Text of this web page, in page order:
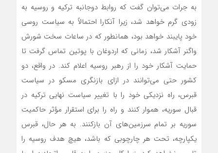
به جرات‌‌‌ می‌توان گفت که روابط دوجانبه ترکیه و روسیه به
زودی گرم خواهد شد، زیرا آنکارا احتمالاً به سیاست روسی
خود پایبند خواهد بود، همانطور که در ساعات سخت شورش
واگنر آشکار شد، زمانی که اردوغان با پوتین تماس گرفت تا
حمایت آشکار خود را از رهبر روسیه اعلام کند. در واقع، دو
کشور حتی‌‌‌ می‌توانند در ازای بازنگری مسکو در سیاست
قبرس، راه نزدیکی خود را با تغییر سیاست نهایی ترکیه در
قبال سوریه، هموار کنند و راه را برای استقرار مؤثر حاکمیت
سوریه بر تمام سرزمین‌‌‌‌های آن بازکنند. به هر حال، قبرس
یکپارچه، تحت هر چارچوبی که باشد، هیچ هدف روسیه را